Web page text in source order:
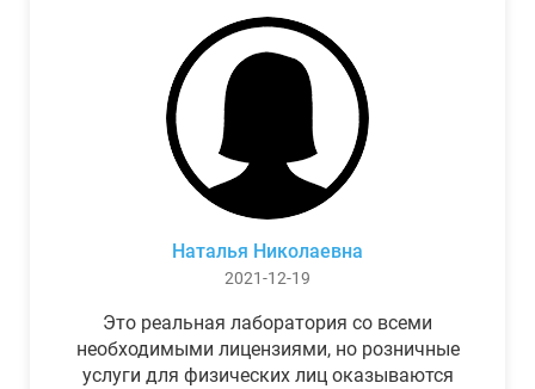
Наталья Николаевна
2021-12-19
Это реальная лаборатория со всеми
необходимыми лицензиями, но розничные
услуги для физических лиц оказываются